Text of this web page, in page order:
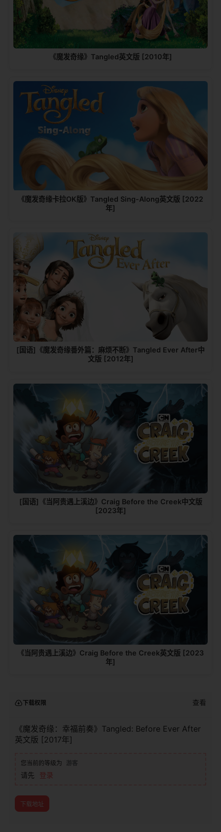
《魔发奇缘》Tangled英文版 [2010年]
《魔发奇缘卡拉OK版》Tangled Sing-Along英文版 [2022
年]
[国语]《魔发奇缘番外篇：麻烦不断》Tangled Ever After中
文版 [2012年]
[国语]《当阿贵遇上溪边》Craig Before the Creek中文版
[2023年]
《当阿贵遇上溪边》Craig Before the Creek英文版 [2023
年]
下载权限 查看
《魔发奇缘：幸福前奏》Tangled: Before Ever After
英文版 [2017年]
您当前的等级为 游客
请先 登录
下载地址